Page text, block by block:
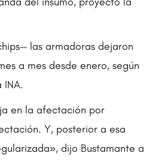
las armadoras dejaron
a mes desde enero, según
en la afectación por
Y, posterior a esa
dijo Bustamante a